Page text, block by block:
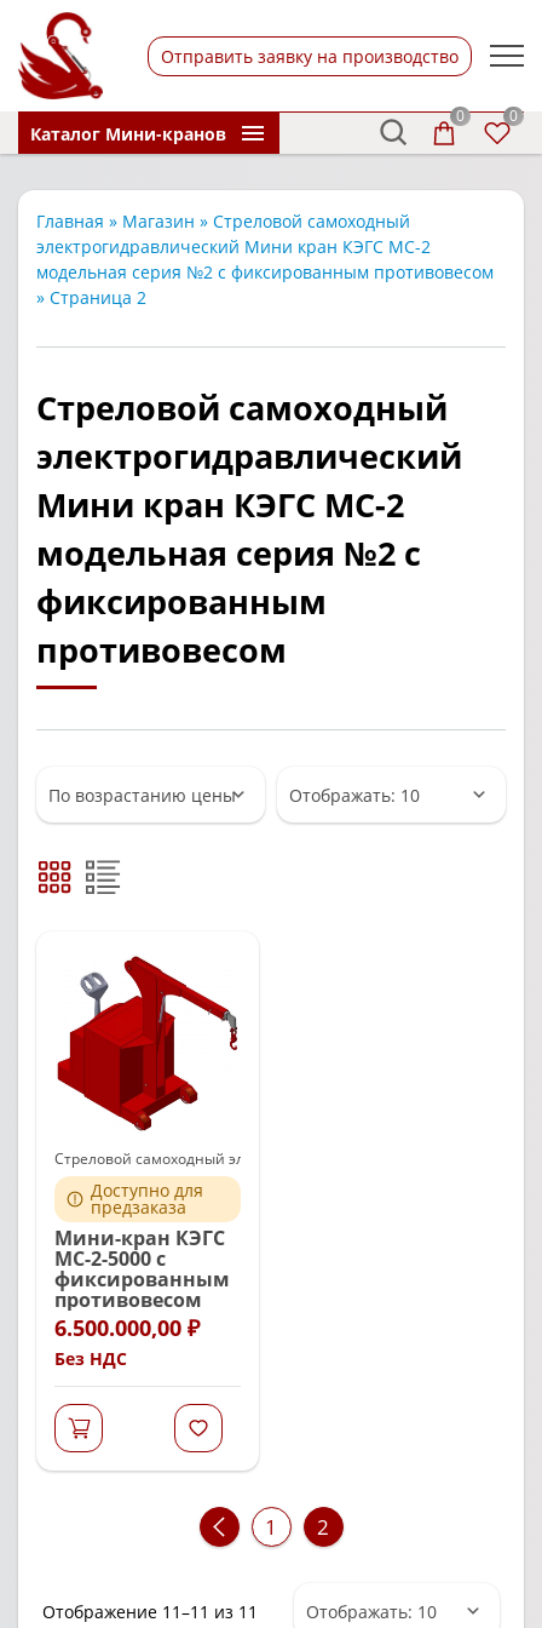
Отправить заявку на производство
Каталог Мини-кранов
0 0
Главная » Магазин » Стреловой самоходный
электрогидравлический Мини кран КЭГС МС-2
модельная серия №2 с фиксированным противовесом
» Страница 2
Стреловой самоходный
электрогидравлический
Мини кран КЭГС МС-2
модельная серия №2 с
фиксированным
противовесом
Стреловой самоходный электрогидравлический Мини кран
Доступно для
предзаказа
Мини-кран КЭГС
МС-2-5000 с
фиксированным
противовесом
[caption
id="attachment_870"
align="alignnone"
width="265"]
6.500.000,00 ₽
Без НДС
1 2
Отображение 11–11 из 11